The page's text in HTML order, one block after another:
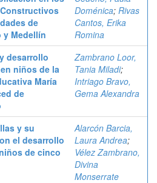
de
y Medellín
Doménica; Rivas
Cantos, Erika
Romina
desarrollo
niños de la
María
de
Zambrano Loor,
Tania Miladi;
Intriago Bravo,
Gema Alexandra
y su
el desarrollo
de cinco
Alarcón Barcia,
Laura Andrea;
Vélez Zambrano,
Divina
Monserrate